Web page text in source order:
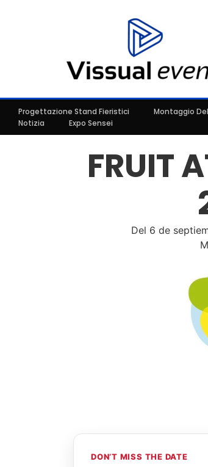
Progettazione Stand Fieristici Montaggio
Notizia
Expo Sensei
FRUIT
Del 6 de
DON’T MISS THE DATE